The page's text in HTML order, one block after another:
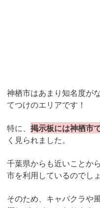
神栖市はあまり知名度が
てつけのエリアです！
特に、 掲示板には神栖市
く見られました。
千葉県からも近いことか
市を利用しているのでし
そのため、キャバクラや